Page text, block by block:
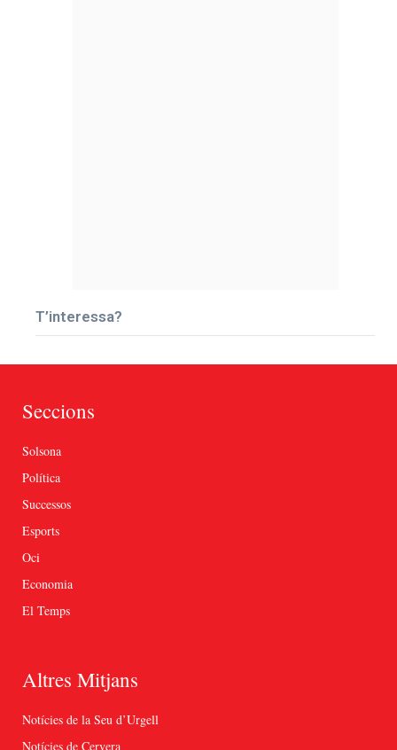
T’interessa?
Seccions
Solsona
Política
Successos
Esports
Oci
Economia
El Temps
Altres Mitjans
Notícies de la Seu d’Urgell
Notícies de Cervera